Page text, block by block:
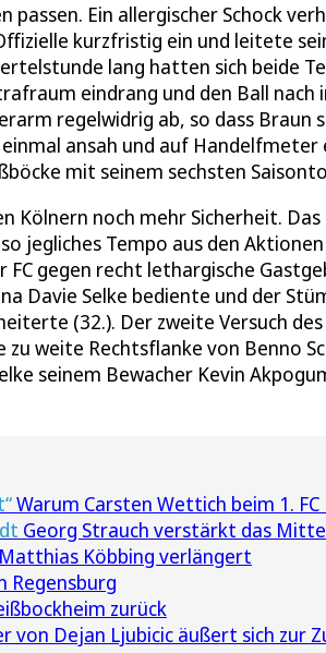
Ein allergischer Schock
kurzfristig ein und leitete
lang hatten sich beide
eindrang und den Ball
regelwidrig ab, so dass Braun
ansah und auf Handelfmeter
mit seinem sechsten
Kölnern noch mehr Sicherheit.
jegliches Tempo aus den
gegen recht lethargische
Davie Selke bediente und der
(32.). Der zweite Versuch
zu weite Rechtsflanke von Benno
seinem Bewacher Kevin
Warum Carsten Wettich beim 1.
Georg Strauch verstärkt das
Köbbing verlängert
Regensburg
zurück
von Dejan Ljubicic äußert sich zur